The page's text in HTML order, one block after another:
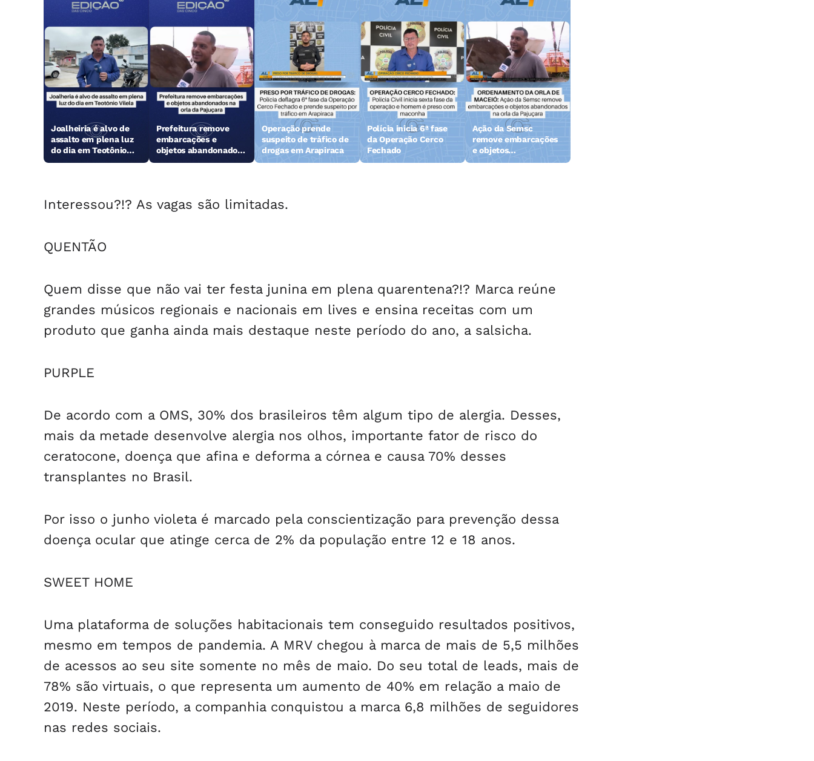
Joalheiria é alvo de
assalto em plena luz
do dia em Teotônio
Vilela
Prefeitura remove
embarcações e
objetos abandonados
na orla da Pajuçara
Operação prende
suspeito de tráfico de
drogas em Arapiraca
Polícia inicia 6ª fase
da Operação Cerco
Fechado
Ação da Semsc
remove embarcações
e objetos
abandonados na orla
Interessou?!? As vagas são limitadas.
QUENTÃO
Quem disse que não vai ter festa junina em plena quarentena?!? Marca reúne
grandes músicos regionais e nacionais em lives e ensina receitas com um
produto que ganha ainda mais destaque neste período do ano, a salsicha.
PURPLE
De acordo com a OMS, 30% dos brasileiros têm algum tipo de alergia. Desses,
mais da metade desenvolve alergia nos olhos, importante fator de risco do
ceratocone, doença que afina e deforma a córnea e causa 70% desses
transplantes no Brasil.
Por isso o junho violeta é marcado pela conscientização para prevenção dessa
doença ocular que atinge cerca de 2% da população entre 12 e 18 anos.
SWEET HOME
Uma plataforma de soluções habitacionais tem conseguido resultados positivos,
mesmo em tempos de pandemia. A MRV chegou à marca de mais de 5,5 milhões
de acessos ao seu site somente no mês de maio. Do seu total de leads, mais de
78% são virtuais, o que representa um aumento de 40% em relação a maio de
2019. Neste período, a companhia conquistou a marca 6,8 milhões de seguidores
nas redes sociais.